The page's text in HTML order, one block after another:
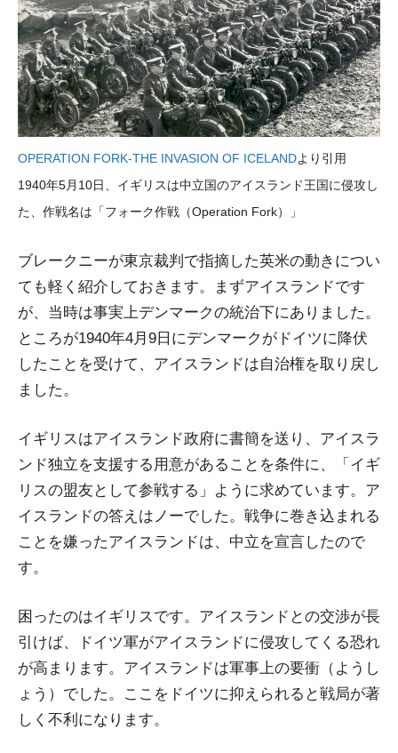
OPERATION FORK-THE INVASION OF ICELANDより引用
1940年5月10日、イギリスは中立国のアイスランド王国に侵攻し
た、作戦名は「フォーク作戦（Operation Fork）」
ブレークニーが東京裁判で指摘した英米の動きについ
ても軽く紹介しておきます。まずアイスランドです
が、当時は事実上デンマークの統治下にありました。
ところが1940年4月9日にデンマークがドイツに降伏
したことを受けて、アイスランドは自治権を取り戻し
ました。
イギリスはアイスランド政府に書簡を送り、アイスラ
ンド独立を支援する用意があることを条件に、「イギ
リスの盟友として参戦する」ように求めています。ア
イスランドの答えはノーでした。戦争に巻き込まれる
ことを嫌ったアイスランドは、中立を宣言したので
す。
困ったのはイギリスです。アイスランドとの交渉が長
引けば、ドイツ軍がアイスランドに侵攻してくる恐れ
が高まります。アイスランドは軍事上の要衝（ようし
ょう）でした。ここをドイツに抑えられると戦局が著
しく不利になります。